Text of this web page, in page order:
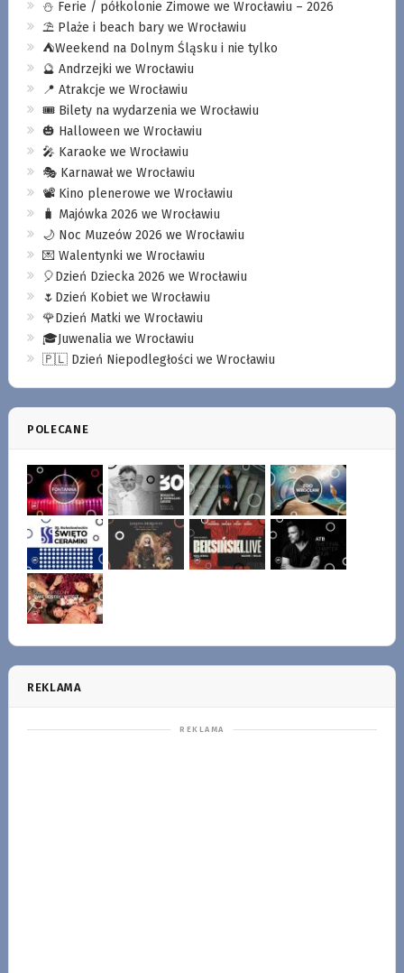
⛄️ Ferie / półkolonie Zimowe we Wrocławiu – 2026
⛱️ Plaże i beach bary we Wrocławiu
⛺️Weekend na Dolnym Śląsku i nie tylko
🔮 Andrzejki we Wrocławiu
📍 Atrakcje we Wrocławiu
🎟️ Bilety na wydarzenia we Wrocławiu
🎃 Halloween we Wrocławiu
🎤 Karaoke we Wrocławiu
🎭 Karnawał we Wrocławiu
📽️ Kino plenerowe we Wrocławiu
🧳 Majówka 2026 we Wrocławiu
🌙 Noc Muzeów 2026 we Wrocławiu
💌 Walentynki we Wrocławiu
🎈Dzień Dziecka 2026 we Wrocławiu
🌷Dzień Kobiet we Wrocławiu
🌹Dzień Matki we Wrocławiu
🎓Juwenalia we Wrocławiu
🇵🇱 Dzień Niepodległości we Wrocławiu
POLECANE
REKLAMA